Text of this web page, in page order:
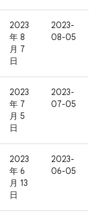
2023
年 8
月 7
日
2023-
08-05
2023
年 7
月 5
日
2023-
07-05
2023
年 6
月 13
日
2023-
06-05